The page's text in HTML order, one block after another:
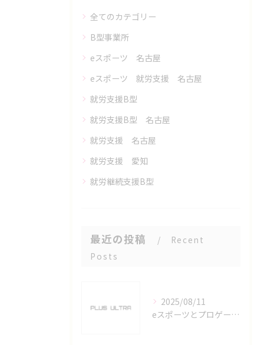
全てのカテゴリー
B型事業所
eスポーツ 名古屋
eスポーツ 就労支援 名古屋
就労支援B型
就労支援B型 名古屋
就労支援 名古屋
就労支援 愛知
就労継続支援B型
最近の投稿
Recent
Posts
2025/08/11
eスポーツとプロゲーマーを六番町駅で目指すための実践ガイド